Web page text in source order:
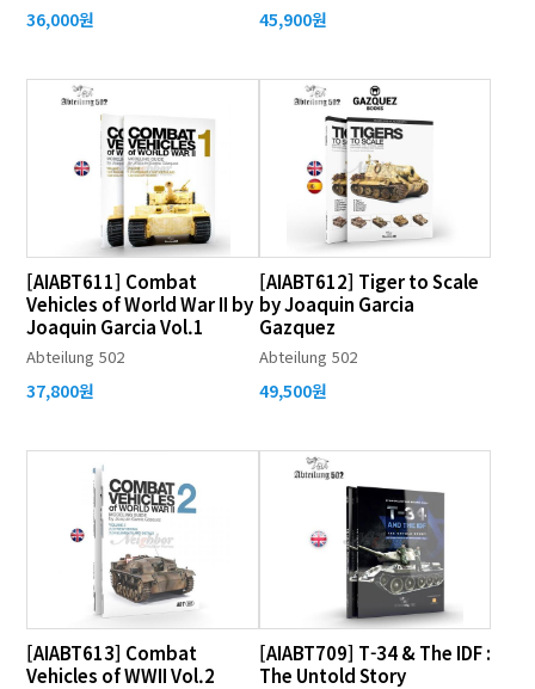
36,000원 45,900원
[AIABT611] Combat
Vehicles of World War II by
Joaquin Garcia Vol.1
Abteilung 502
37,800원
[AIABT612] Tiger to Scale
by Joaquin Garcia
Gazquez
Abteilung 502
49,500원
[AIABT613] Combat
Vehicles of WWII Vol.2
[AIABT709] T-34 & The IDF :
The Untold Story